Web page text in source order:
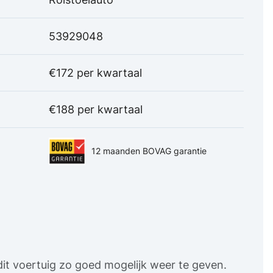
53929048
€172 per kwartaal
€188 per kwartaal
12 maanden BOVAG garantie
voertuig zo goed mogelijk weer te geven.